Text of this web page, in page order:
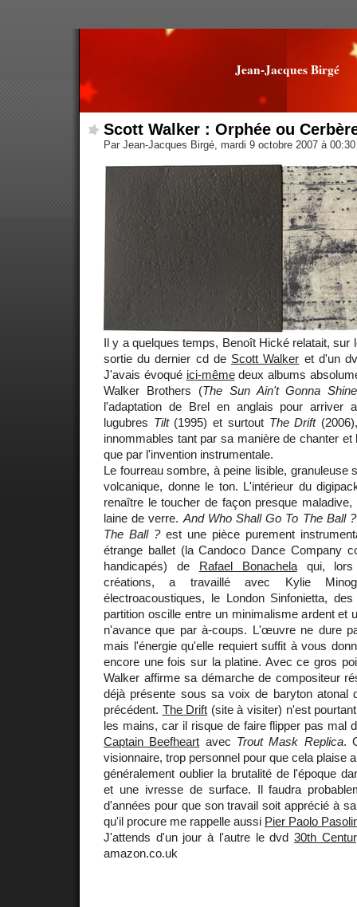
Jean-Jacques Birgé
Scott Walker : Orphée ou
Par Jean-Jacques Birgé, mardi 9 octobre 2007 à
Il y a quelques temps, Benoît Hické relatait, sur
sortie du dernier cd de Scott Walker et d'un
J'avais évoqué ici-mêmedeux albums
Walker Brothers (The Sun Ain't Gonna
l'adaptation de Brel en anglais pour arriver
lugubres Tilt(1995) et surtout The Drift
innommables tant par sa manière de chanter
que par l'invention instrumentale.
Le fourreau sombre, à peine lisible, granuleuse
volcanique, donne le ton. L'intérieur du
renaître le toucher de façon presque
laine de verre. And Who Shall Go To The Ball
The Ball ?est une pièce purement
étrange ballet (la Candoco Dance Company
handicapés) de Rafael Bonachelaqui, lors
créations, a travaillé avec Kylie
électroacoustiques, le London Sinfonietta,
partition oscille entre un minimalisme ardent et
n'avance que par à-coups. L'œuvre ne dure
mais l'énergie qu'elle requiert suffit à vous
encore une fois sur la platine. Avec ce gros
Walker affirme sa démarche de compositeur
déjà présente sous sa voix de baryton
précédent. The Drift (site à visiter) n'est
les mains, car il risque de faire flipper pas mal
Captain Beefheart avec Trout Mask Replica.
visionnaire, trop personnel pour que cela plaise
généralement oublier la brutalité de l'époque
et une ivresse de surface. Il faudra
d'années pour que son travail soit apprécié à
qu'il procure me rappelle aussi Pier Paolo
J'attends d'un jour à l'autre le dvd30th
amazon.co.uk